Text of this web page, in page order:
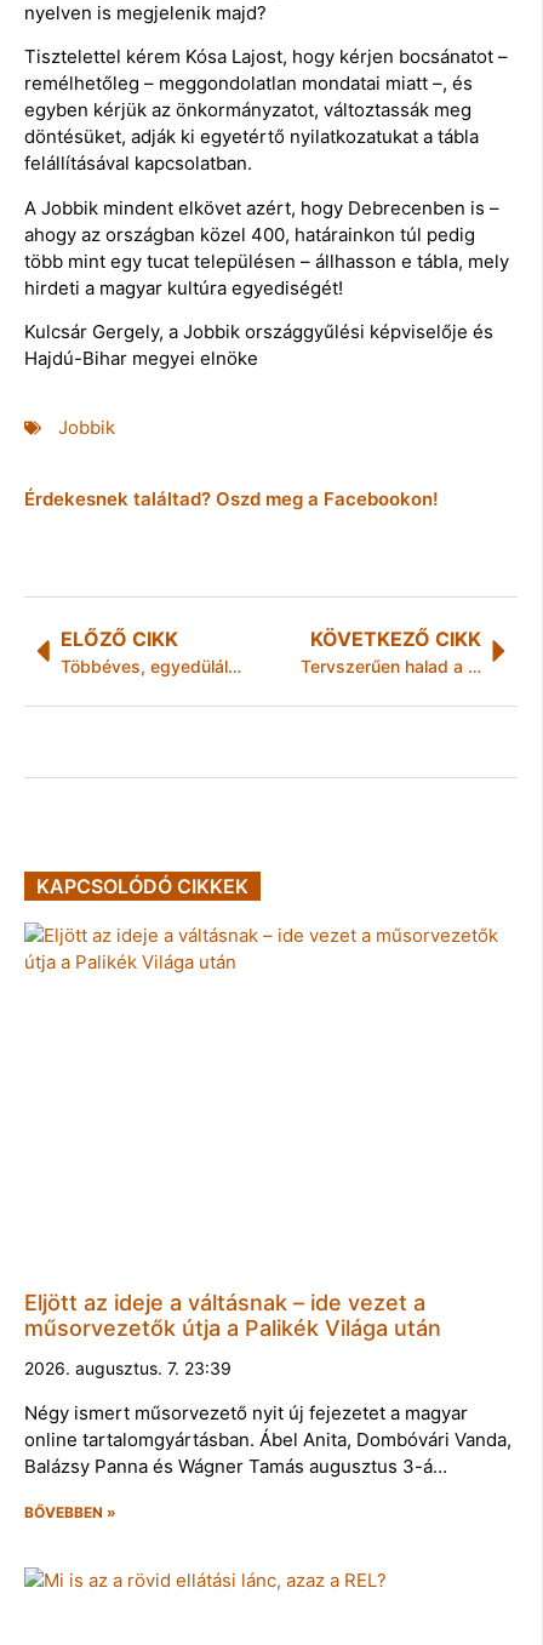
nyelven is megjelenik majd?
Tisztelettel kérem Kósa Lajost, hogy kérjen bocsánatot –
remélhetőleg – meggondolatlan mondatai miatt –, és
egyben kérjük az önkormányzatot, változtassák meg
döntésüket, adják ki egyetértő nyilatkozatukat a tábla
felállításával kapcsolatban.
A Jobbik mindent elkövet azért, hogy Debrecenben is –
ahogy az országban közel 400, határainkon túl pedig
több mint egy tucat településen – állhasson e tábla, mely
hirdeti a magyar kultúra egyediségét!
Kulcsár Gergely, a Jobbik országgyűlési képviselője és
Hajdú-Bihar megyei elnöke
Jobbik
Érdekesnek találtad? Oszd meg a Facebookon!
ELŐZŐ CIKK
Többéves, egyedülálló kutatási program zárult a Dunaújvárosi Főiskolán
KÖVETKEZŐ CIKK
Tervszerűen halad a kivitelezés Hernádkakon
KAPCSOLÓDÓ CIKKEK
Eljött az ideje a váltásnak – ide vezet a
műsorvezetők útja a Palikék Világa után
2026. augusztus. 7. 23:39
Négy ismert műsorvezető nyit új fejezetet a magyar
online tartalomgyártásban. Ábel Anita, Dombóvári Vanda,
Balázsy Panna és Wágner Tamás augusztus 3-á…
BŐVEBBEN »